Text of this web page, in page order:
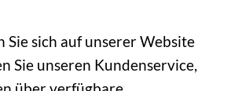
sich auf unserer Website
Sie unseren Kundenservice,